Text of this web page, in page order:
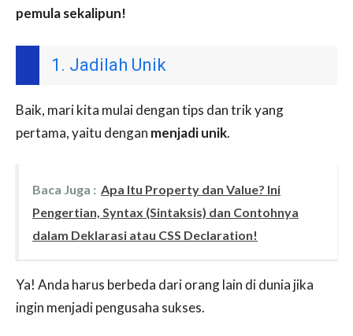
pemula sekalipun!
1. Jadilah Unik
Baik, mari kita mulai dengan tips dan trik yang
pertama, yaitu dengan menjadi unik.
Baca Juga : Apa Itu Property dan Value? Ini
Pengertian, Syntax (Sintaksis) dan Contohnya
dalam Deklarasi atau CSS Declaration!
Ya! Anda harus berbeda dari orang lain di dunia jika
ingin menjadi pengusaha sukses.